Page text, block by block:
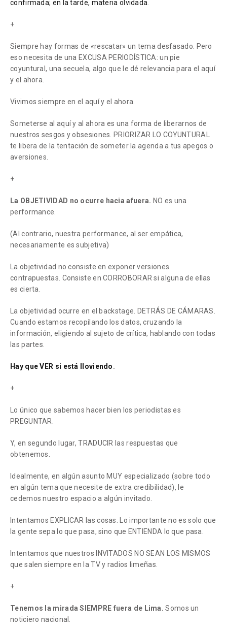
confirmada; en la tarde, materia olvidada
+
Siempre hay formas de «rescatar» un tema desfasado. Pero
eso necesita de una EXCUSA PERIODÍSTICA: un pie
coyuntural, una secuela, algo que le dé relevancia para el aquí
y el ahora.
Vivimos siempre en el aquí y el ahora.
Someterse al aquí y al ahora es una forma de liberarnos de
nuestros sesgos y obsesiones. PRIORIZAR LO COYUNTURAL
te libera de la tentación de someter la agenda a tus apegos o
aversiones.
+
La OBJETIVIDAD no ocurre hacia afuera. NO es una
performance.
(Al contrario, nuestra performance, al ser empática,
necesariamente es subjetiva)
La objetividad no consiste en exponer versiones
contrapuestas. Consiste en CORROBORAR si alguna de ellas
es cierta.
La objetividad ocurre en el backstage. DETRÁS DE CÁMARAS.
Cuando estamos recopilando los datos, cruzando la
información, eligiendo al sujeto de crítica, hablando con todas
las partes.
Hay que VER si está lloviendo.
+
Lo único que sabemos hacer bien los periodistas es
PREGUNTAR.
Y, en segundo lugar, TRADUCIR las respuestas que
obtenemos.
Idealmente, en algún asunto MUY especializado (sobre todo
en algún tema que necesite de extra credibilidad), le
cedemos nuestro espacio a algún invitado.
Intentamos EXPLICAR las cosas. Lo importante no es solo que
la gente sepa lo que pasa, sino que ENTIENDA lo que pasa.
Intentamos que nuestros INVITADOS NO SEAN LOS MISMOS
que salen siempre en la TV y radios limeñas.
+
Tenemos la mirada SIEMPRE fuera de Lima.Somos un
noticiero nacional.